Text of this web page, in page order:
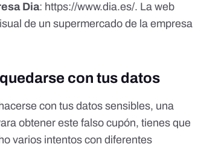
Dia: https://www.dia.es/. La web
de un supermercado de la empresa
con tus datos
con tus datos sensibles, una
obtener este falso cupón, tienes que
varios intentos con diferentes